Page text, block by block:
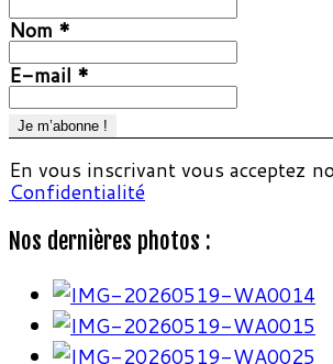
Nom *
E-mail *
En vous inscrivant vous acceptez
Confidentialité
Nos dernières photos :